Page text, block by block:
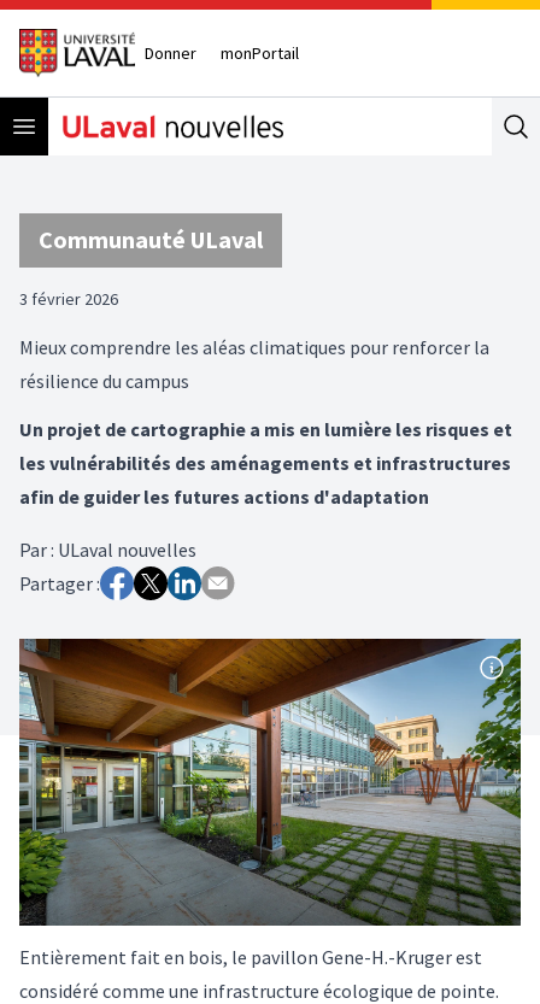
Donner monPortail
Open menu
Communauté ULaval
3 février 2026
Mieux comprendre les aléas climatiques pour renforcer la
résilience du campus
Un projet de cartographie a mis en lumière les risques et
les vulnérabilités des aménagements et infrastructures
afin de guider les futures actions d'adaptation
Par: ULaval nouvelles
Partager :
Entièrement fait en bois, le pavillon Gene-H.-Kruger est
considéré comme une infrastructure écologique de pointe.